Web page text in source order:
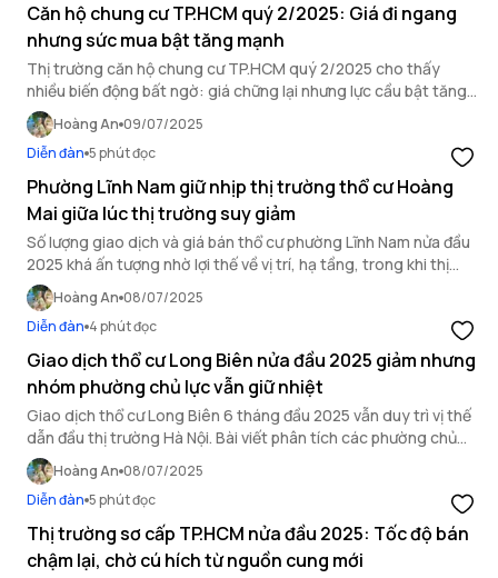
Căn hộ chung cư TP.HCM quý 2/2025: Giá đi ngang
nhưng sức mua bật tăng mạnh
Thị trường căn hộ chung cư TP.HCM quý 2/2025 cho thấy
nhiều biến động bất ngờ: giá chững lại nhưng lực cầu bật tăng,
liệu có báo hiệu cho một chu kỳ mới?
Hoàng An 09/07/2025
Diễn đàn 5 phút đọc
Phường Lĩnh Nam giữ nhịp thị trường thổ cư Hoàng
Mai giữa lúc thị trường suy giảm
Số lượng giao dịch và giá bán thổ cư phường Lĩnh Nam nửa đầu
2025 khá ấn tượng nhờ lợi thế về vị trí, hạ tầng, trong khi thị
trường thổ cư Hoàng Mai đang có dấu hiệu chững lại.
Hoàng An 08/07/2025
Diễn đàn 4 phút đọc
Giao dịch thổ cư Long Biên nửa đầu 2025 giảm nhưng
nhóm phường chủ lực vẫn giữ nhiệt
Giao dịch thổ cư Long Biên 6 tháng đầu 2025 vẫn duy trì vị thế
dẫn đầu thị trường Hà Nội. Bài viết phân tích các phường chủ
lực, diễn biến giá đất và xu hướng đầu tư.
Hoàng An 08/07/2025
Diễn đàn 5 phút đọc
Thị trường sơ cấp TP.HCM nửa đầu 2025: Tốc độ bán
chậm lại, chờ cú hích từ nguồn cung mới